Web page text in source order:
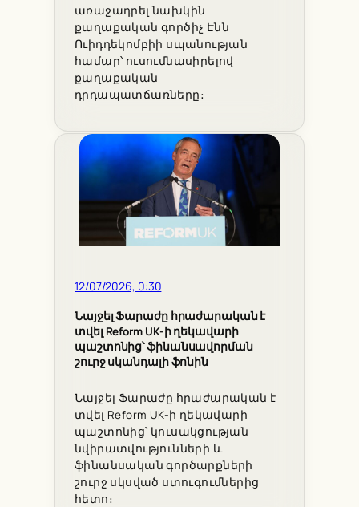
առաջադրել նախկին
քաղաքական գործիչ Էնն
Ուիդդեկոմբիի սպանության
համար՝ ուսումնասիրելով
քաղաքական
դրդապատճառները։
12/07/2026, 0:30
Նայջել Ֆարաժը հրաժարական է
տվել Reform UK-ի ղեկավարի
պաշտոնից՝ ֆինանսավորման
շուրջ սկանդալի ֆոնին
Նայջել Ֆարաժը հրաժարական է
տվել Reform UK-ի ղեկավարի
պաշտոնից՝ կուսակցության
նվիրատվությունների և
ֆինանսական գործարքների
շուրջ սկսված ստուգումներից
հետո։